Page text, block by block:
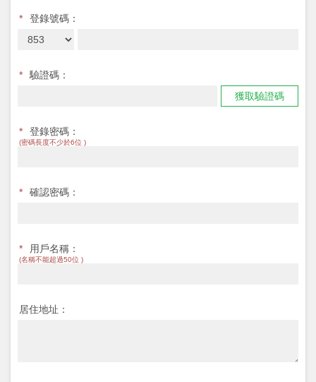
* 登錄號碼：
*
驗證碼：
獲取驗證碼
* 登錄密碼：
(密碼長度不少於6位 )
* 確認密碼：
* 用戶名稱：
(名稱不能超過50位 )
居住地址：